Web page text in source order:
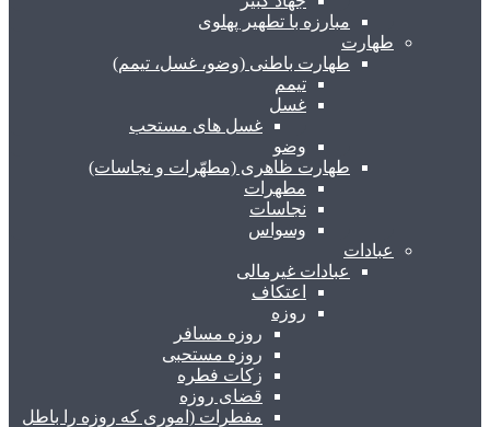
مبارزه با تطهیر پهلوی
طهارت
طهارت باطنی (وضو، غسل، تیمم)
تیمم
غسل
غسل های مستحب
وضو
طهارت ظاهری (مطهّرات و نجاسات)
مطهرات
نجاسات
وسواس
عبادات
عبادات غیرمالی
اعتکاف
روزه
روزه مسافر
روزه مستحبی
زکات فطره
قضای روزه
مفطرات (اموری که روزه را باطل